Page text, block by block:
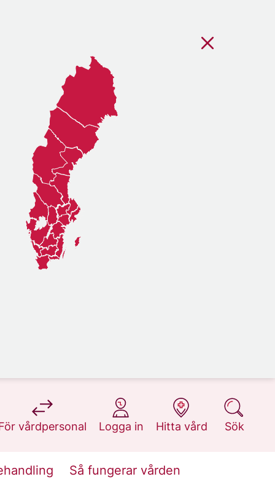
vårdpersonal
på 1177.se
Logga in
på 1177.se
Hitta vård
på 1177.se
Sök
på 1177.se
Så fungerar vården